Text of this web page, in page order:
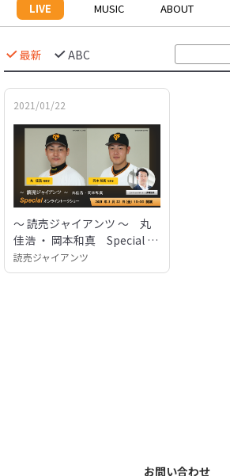
LIVE MUSIC ABOUT
最新 ABC
2021/01/22
〜 読売ジャイアンツ 〜 丸
佳浩 ・ 岡本和真 Special オ
ンライントークショー
読売ジャイアンツ
お問い合わせ